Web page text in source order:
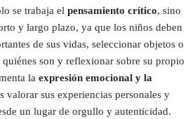
se trabaja el pensamiento crítico, sino
y largo plazo, ya que los niños deben
de sus vidas, seleccionar objetos o
quiénes son y reflexionar sobre su propio
la expresión emocional y la
valorar sus experiencias personales y
un lugar de orgullo y autenticidad.